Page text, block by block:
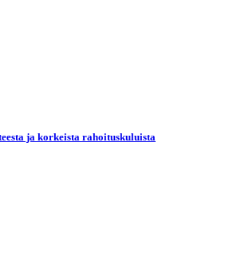
ja korkeista rahoituskuluista